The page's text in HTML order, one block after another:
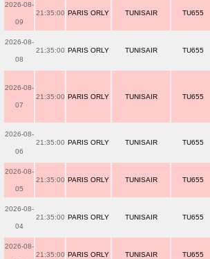
2026-08-
09
21:35:00 PARIS ORLY TUNISAIR TU655
2026-08-
08
21:35:00 PARIS ORLY TUNISAIR TU655
2026-08-
07
21:35:00 PARIS ORLY TUNISAIR TU655
2026-08-
06
21:35:00 PARIS ORLY TUNISAIR TU655
2026-08-
05
21:35:00 PARIS ORLY TUNISAIR TU655
2026-08-
04
21:35:00 PARIS ORLY TUNISAIR TU655
2026-08-
21:35:00 PARIS ORLY TUNISAIR TU655